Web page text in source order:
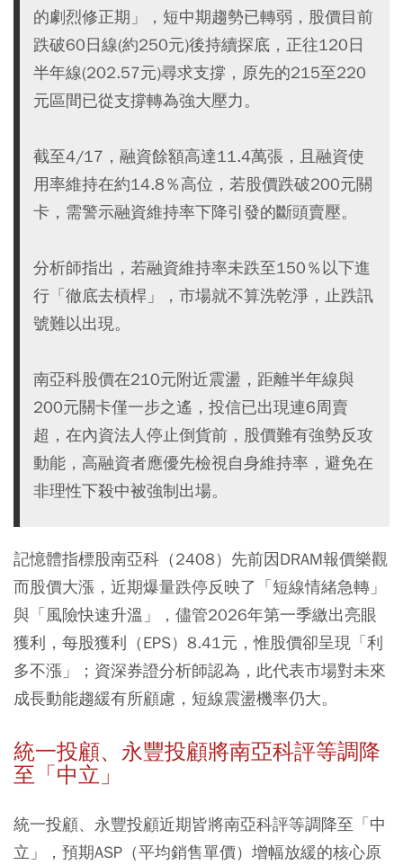
的劇烈修正期」，短中期趨勢已轉弱，股價目前
跌破60日線(約250元)後持續探底，正往120日
半年線(202.57元)尋求支撐，原先的215至220
元區間已從支撐轉為強大壓力。
截至4/17，融資餘額高達11.4萬張，且融資使
用率維持在約14.8％高位，若股價跌破200元關
卡，需警示融資維持率下降引發的斷頭賣壓。
分析師指出，若融資維持率未跌至150％以下進
行「徹底去槓桿」，市場就不算洗乾淨，止跌訊
號難以出現。
南亞科股價在210元附近震盪，距離半年線與
200元關卡僅一步之遙，投信已出現連6周賣
超，在內資法人停止倒貨前，股價難有強勢反攻
動能，高融資者應優先檢視自身維持率，避免在
非理性下殺中被強制出場。
記憶體指標股南亞科（2408）先前因DRAM報價樂觀
而股價大漲，近期爆量跌停反映了「短線情緒急轉」
與「風險快速升溫」，儘管2026年第一季繳出亮眼
獲利，每股獲利（EPS）8.41元，惟股價卻呈現「利
多不漲」；資深券證分析師認為，此代表市場對未來
成長動能趨緩有所顧慮，短線震盪機率仍大。
統一投顧、永豐投顧將南亞科評等調降
至「中立」
統一投顧、永豐投顧近期皆將南亞科評等調降至「中
立」，預期ASP（平均銷售單價）增幅放緩的核心原